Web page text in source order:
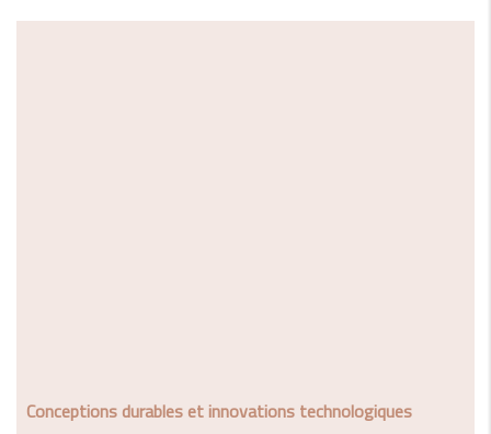
Conceptions durables et innovations technologiques